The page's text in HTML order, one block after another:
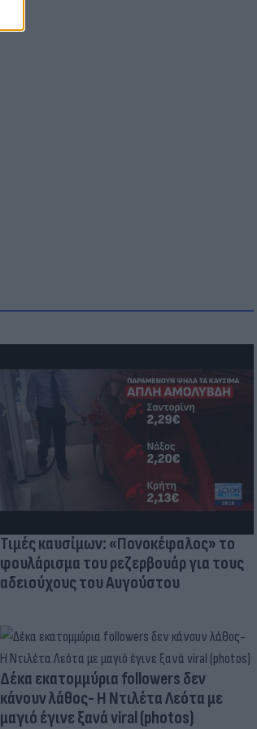
Τιμές καυσίμων: «Πονοκέφαλος» το
φουλάρισμα του ρεζερβουάρ για τους
αδειούχους του Αυγούστου
Δέκα εκατομμύρια followers δεν
κάνουν λάθος- Η Ντιλέτα Λεότα με
μαγιό έγινε ξανά viral (photos)